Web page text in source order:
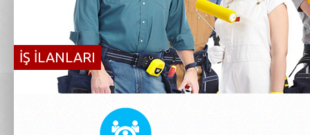
İŞ İLANLARI